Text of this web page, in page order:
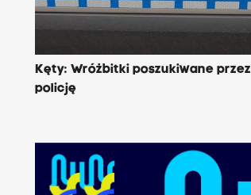
Kęty: Wróżbitki poszukiwane przez
policję